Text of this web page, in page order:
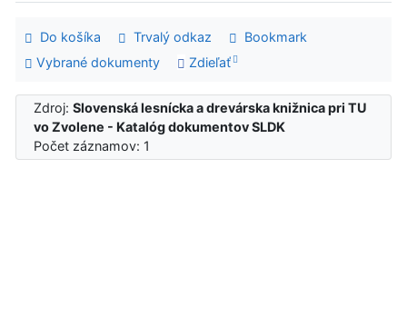
Do košíka Trvalý odkaz
Bookmark
Vybrané dokumenty
Zdieľať
Zdroj:Slovenská lesnícka a drevárska knižnica pri TU
vo Zvolene - Katalóg dokumentov SLDK
Počet záznamov: 1